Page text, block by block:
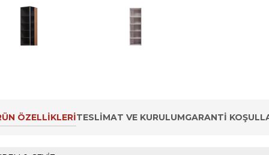
ÖZELLIKLERITESLIMAT VE KURULUMGARANTI